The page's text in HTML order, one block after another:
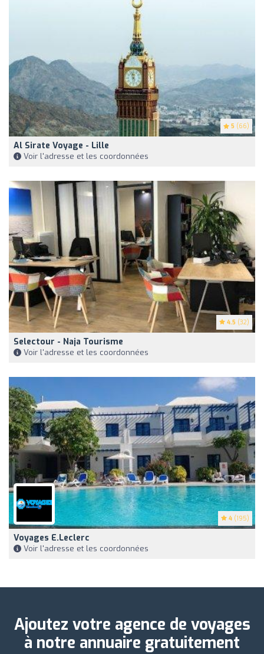
5 (66)
Al Sirate Voyage - Lille
Voir l'adresse et les coordonnées
4.5 (32)
Selectour - Naja Tourisme
Voir l'adresse et les coordonnées
4 (195)
Voyages E.Leclerc
Voir l'adresse et les coordonnées
Ajoutez votre agence de voyages
à notre annuaire gratuitement